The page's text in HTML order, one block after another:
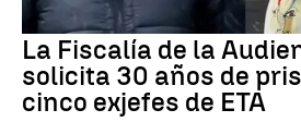
La Fiscalía de la
solicita 30 años de
cinco exjefes de ETA